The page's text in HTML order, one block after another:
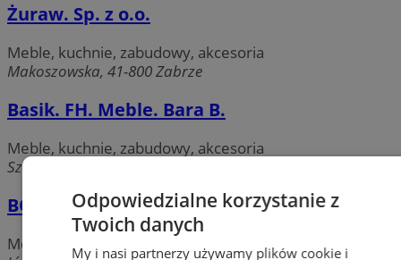
Żuraw. Sp. z o.o.
Meble, kuchnie, zabudowy, akcesoria
Makoszowska, 41-800 Zabrze
Basik. FH. Meble. Bara B.
Meble, kuchnie, zabudowy, akcesoria
Szczęść Boże, 41-800 Zabrze
BODZIO salon meblowy (Nawrata)
Meble, kuchnie, zabudowy, akcesoria
Odpowiedzialne korzystanie z
Twoich danych
My i nasi partnerzy używamy plików cookie i